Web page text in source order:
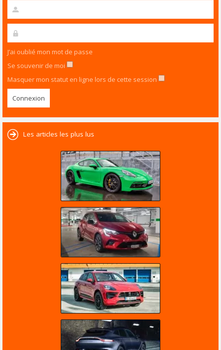
J’ai oublié mon mot de passe
Se souvenir de moi
Masquer mon statut en ligne lors de cette session
Les articles les plus lus